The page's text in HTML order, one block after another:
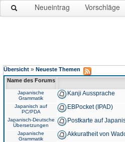
Neueintrag Vorschläge
Übersicht » Neueste Themen
Name des Forums
Japanische
Grammatik
Kanji Aussprache
Japanisch auf
PC/PDA
EBPocket (IPAD)
Japanisch-Deutsche
Übersetzungen
Postkarte auf
Japanische
Grammatik
Akkuratheit von